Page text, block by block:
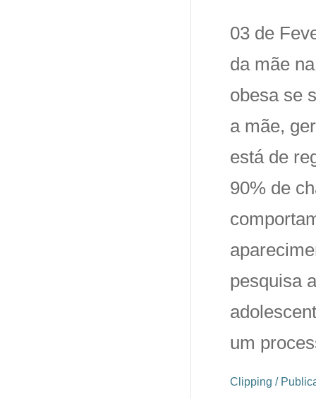
03 de
da mãe
obesa se
a mãe,
está de
90% de
pesquisa
um
Clipping /